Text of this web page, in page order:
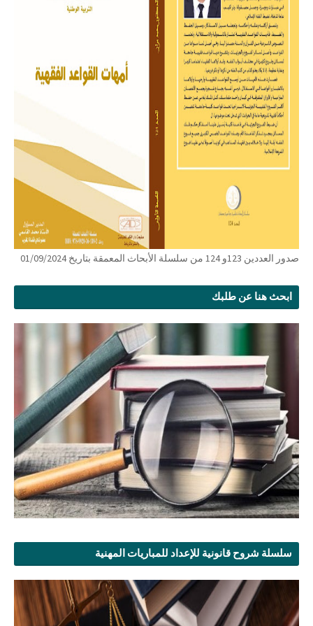
صدور العددين 123و 124 من سلسلة الأبحاث المعمقة بتاريخ 01/09/2024
ابحث هنا عن طلبك
سلسلة شروح قانونية للإعداد للمباريات المهنية